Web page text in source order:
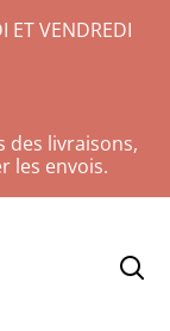
ET VENDREDI
des livraisons,
les envois.